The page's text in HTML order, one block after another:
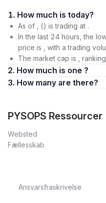
1. How much is today?
As of , () is trading at .
In the last 24 hours, the
price is , with a trading
The market cap is ,
2. How much is one ?
3. How many are there?
PYSOPS Ressourcer
Websted
Fællesskab
Ansvarsfraskrivelse